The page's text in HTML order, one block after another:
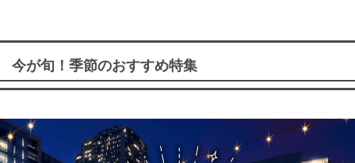
今が旬！季節のおすすめ特集